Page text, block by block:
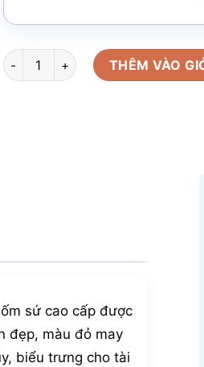
Bình hút lộc quà tặng Đại hội in
THÊM VÀO
sứ cao cấp được
đẹp, màu đỏ may
biểu trưng cho tài